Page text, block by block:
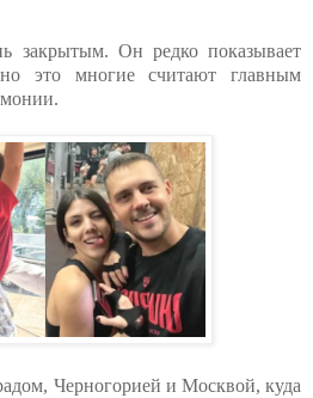
закрытым. Он редко показывает
это многие считают главным
Черногорией и Москвой, куда